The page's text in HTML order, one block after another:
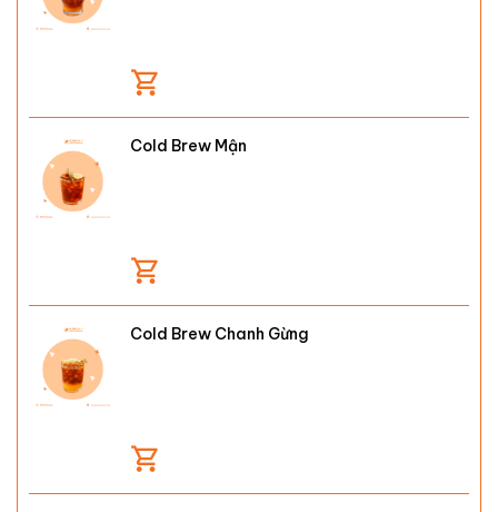
Cold Brew Mận
Cold Brew Chanh Gừng